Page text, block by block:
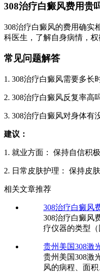
308治疗白癜风费用
308治疗白癜风的费用确实
科医生，了解自身病情，
常见问题解答
1. 308治疗白癜风需要多长
2. 308治疗白癜风反复率高
3. 308治疗白癜风对身体有
建议：
1. 就业方面： 保持自信积
2. 日常皮肤护理： 保持皮
相关文章推荐
308治疗白癜风
308治疗白癜风
疗仪器的类型
贵州美国308激
贵州美国308激
风的病程、面